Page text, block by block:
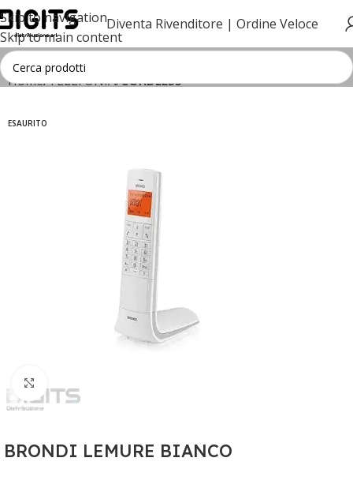
Skip to navigation
Skip to main content
Diventa Rivenditore | Ordine Veloce
Home TELEFONIA CORDLESS
ESAURITO
BRONDI LEMURE BIANCO